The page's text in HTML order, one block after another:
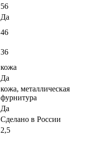
56
Да
46
36
кожа
Да
кожа, металлическая
фурнитура
Да
Сделано в России
2,5